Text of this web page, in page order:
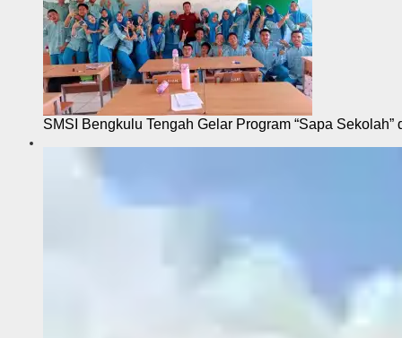
SMSI Bengkulu Tengah Gelar Program “Sapa